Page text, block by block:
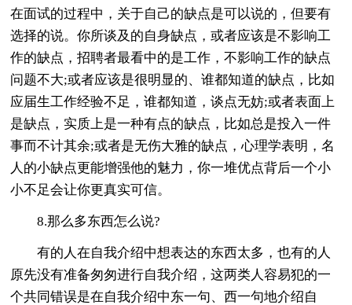
在面试的过程中，关于自己的缺点是可以说的，但要有
选择的说。你所谈及的自身缺点，或者应该是不影响工
作的缺点，招聘者最看中的是工作，不影响工作的缺点
问题不大;或者应该是很明显的、谁都知道的缺点，比如
应届生工作经验不足，谁都知道，谈点无妨;或者表面上
是缺点，实质上是一种有点的缺点，比如总是投入一件
事而不计其余;或者是无伤大雅的缺点，心理学表明，名
人的小缺点更能增强他的魅力，你一堆优点背后一个小
小不足会让你更真实可信。
8.那么多东西怎么说?
有的人在自我介绍中想表达的东西太多，也有的人
原先没有准备匆匆进行自我介绍，这两类人容易犯的一
个共同错误是在自我介绍中东一句、西一句地介绍自